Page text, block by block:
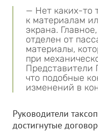
— Нет каких-то
к материалам
экрана.
отделен от
материалы,
при
Представители
что подобные
изменений в
Руководители
достигнутые